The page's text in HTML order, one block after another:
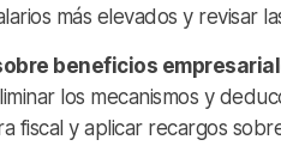
más elevados y revisar
beneficios
los mecanismos y
fiscal y aplicar recargos